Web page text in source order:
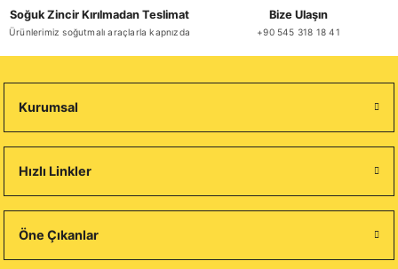
Soğuk Zincir Kırılmadan Teslimat
Ürünlerimiz soğutmalı araçlarla kapnızda
Bize Ulaşın
+90 545 318 18 41
Kurumsal
Hızlı Linkler
Öne Çıkanlar